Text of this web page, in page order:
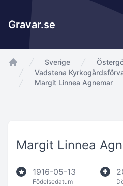
Gravar.se
app.Start
Sverige
Vadstena
Margit Linnea Agnemar
Margit Linnea
1916-05-13
Födelsedatum